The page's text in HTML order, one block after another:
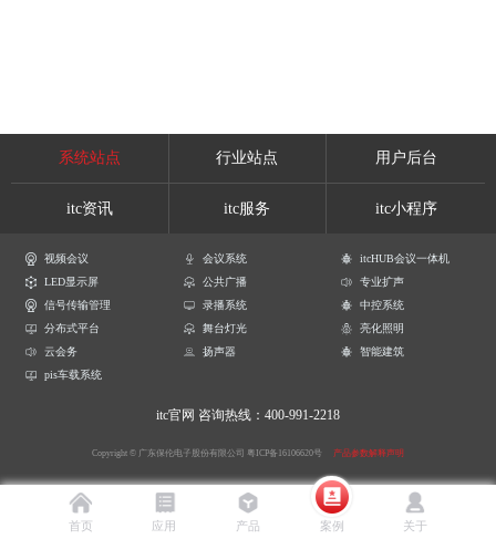
系统站点 行业站点 用户后台
itc资讯 itc服务 itc小程序
视频会议 会议系统
itcHUB会议一体机
LED显示屏
公共广播
专业扩声
信号传输管理
录播系统
中控系统
分布式平台
舞台灯光
亮化照明
云会务
扬声器
智能建筑
pis车载系统
itc官网 咨询热线：400-991-2218
Copyright © 广东保伦电子股份有限公司 粤ICP备16106620号 产品参数解释声明
首页 应用 产品 案例 关于